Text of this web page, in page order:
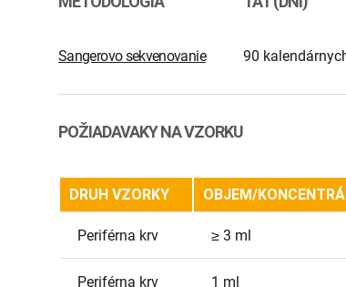
Sangerovo sekvenovanie 90
POŽIADAVAKY NA VZORKU
DRUH VZORKY OBJEM/
Periférna krv ≥ 3 ml
Periférna krv 1 ml